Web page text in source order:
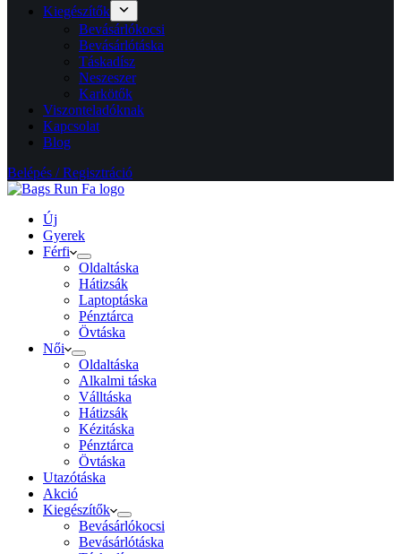
Kiegészítők
Bevásárlókocsi
Bevásárlótáska
Táskadísz
Neszeszer
Karkötők
Viszonteladóknak
Kapcsolat
Blog
Belépés / Regisztráció
Új
Gyerek
Férfi
Oldaltáska
Hátizsák
Laptoptáska
Pénztárca
Övtáska
Női
Oldaltáska
Alkalmi táska
Válltáska
Hátizsák
Kézitáska
Pénztárca
Övtáska
Utazótáska
Akció
Kiegészítők
Bevásárlókocsi
Bevásárlótáska